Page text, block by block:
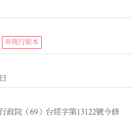
非現行版本
政院（69）台經字第13122號令修